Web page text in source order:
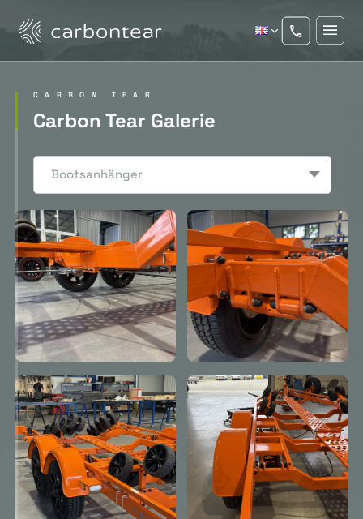
CARBON TEAR
Carbon Tear Galerie
Bootsanhänger